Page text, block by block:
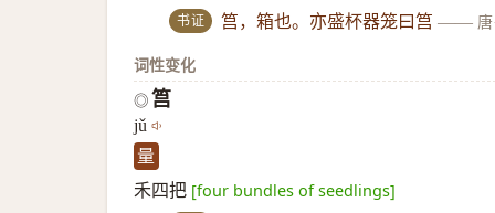
书证 筥，箱也。亦盛杯器笼曰筥 ——
词性变化
◎ 筥
jǔ
量
禾四把 [four bundles of seedlings]